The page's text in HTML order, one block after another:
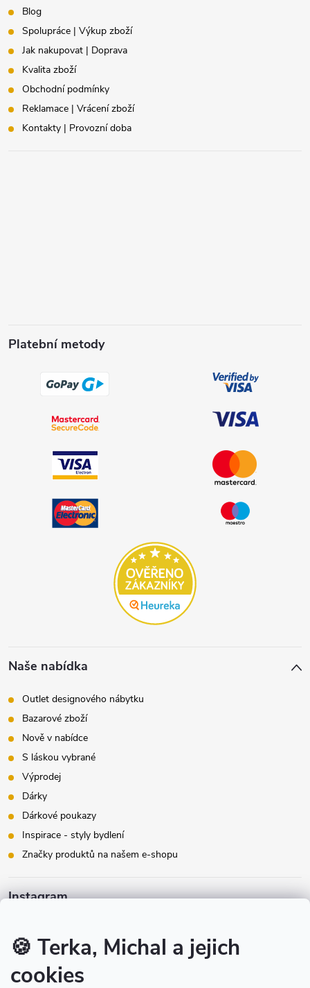
🍪 Terka, Michal a jejich
cookies
Blog
Spolupráce | Výkup zboží
Jak nakupovat | Doprava
Kvalita zboží
Obchodní podmínky
Reklamace | Vrácení zboží
Kontakty | Provozní doba
Platební metody
Naše nabídka
Outlet designového nábytku
Bazarové zboží
Nově v nabídce
S láskou vybrané
Výprodej
Dárky
Dárkové poukazy
Inspirace - styly bydlení
Značky produktů na našem e-shopu
Instagram